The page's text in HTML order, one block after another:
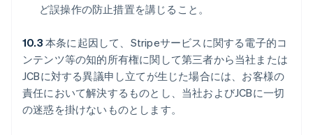
ど誤操作の防止措置を講じること。
10.3 本条に起因して、Stripeサービスに関する電子的コ
ンテンツ等の知的所有権に関して第三者から当社または
JCBに対する異議申し立てが生じた場合には、お客様の
責任において解決するものとし、当社およびJCBに一切
の迷惑を掛けないものとします。